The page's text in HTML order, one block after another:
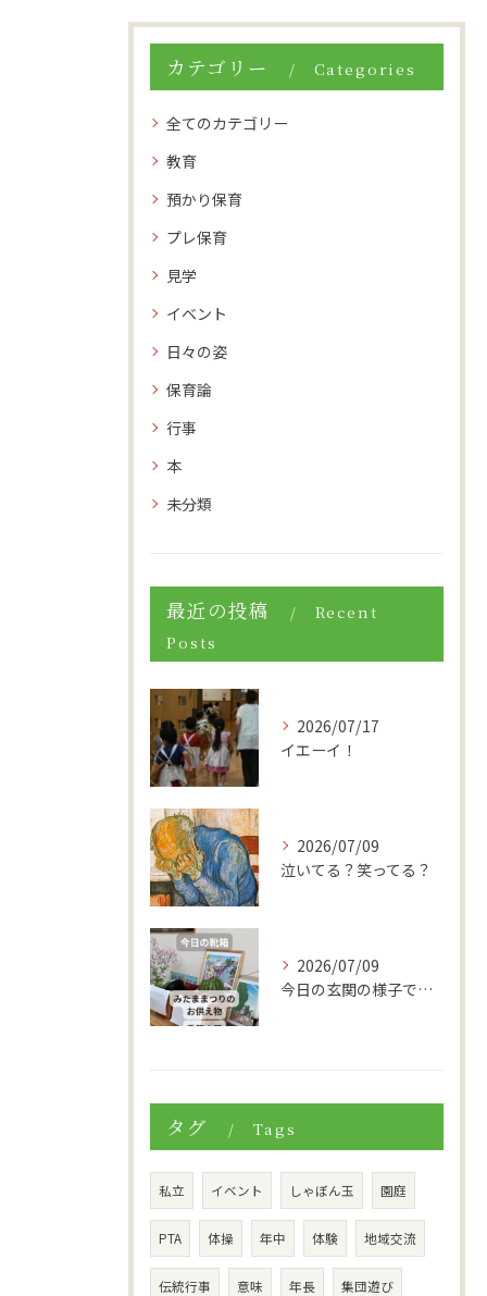
カテゴリー Categories
全てのカテゴリー
教育
預かり保育
プレ保育
見学
イベント
日々の姿
保育論
行事
本
未分類
最近の投稿
Recent
Posts
2026/07/17
イエーイ！
2026/07/09
泣いてる？笑ってる？
2026/07/09
今日の玄関の様子です。
タグ Tags
私立 イベント しゃぼん玉 園庭
PTA 体操 年中 体験 地域交流
伝統行事 意味 年長 集団遊び